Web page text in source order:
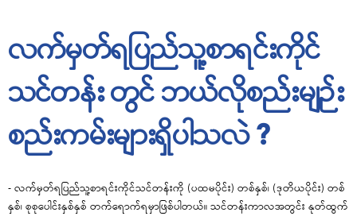
လက်မှတ်ရပြည်သူ့စာရင်းကိုင်
သင်တန်း တွင် ဘယ်လိုစည်းမျဉ်း
စည်းကမ်းများရှိပါသလဲ ?
- လက်မှတ်ရပြည်သူ့စာရင်းကိုင်သင်တန်းကို (ပထမပိုင်း) တစ်နှစ်၊ (ဒုတိယပိုင်း) တစ်
နှစ်၊ စုစုပေါင်းနှစ်နှစ် တက်ရောက်ရမှာဖြစ်ပါတယ်။ သင်တန်းကာလအတွင်း နုတ်ထွက်